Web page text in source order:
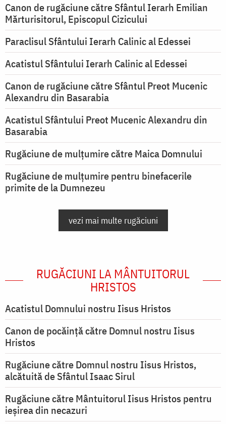
Canon de rugăciune către Sfântul Ierarh Emilian
Mărturisitorul, Episcopul Cizicului
Paraclisul Sfântului Ierarh Calinic al Edessei
Acatistul Sfântului Ierarh Calinic al Edessei
Canon de rugăciune către Sfântul Preot Mucenic
Alexandru din Basarabia
Acatistul Sfântului Preot Mucenic Alexandru din
Basarabia
Rugăciune de mulţumire către Maica Domnului
Rugăciune de mulțumire pentru binefacerile
primite de la Dumnezeu
vezi mai multe rugăciuni
RUGĂCIUNI LA MÂNTUITORUL
HRISTOS
Acatistul Domnului nostru Iisus Hristos
Canon de pocăință către Domnul nostru Iisus
Hristos
Rugăciune către Domnul nostru Iisus Hristos,
alcătuită de Sfântul Isaac Sirul
Rugăciune către Mântuitorul Iisus Hristos pentru
ieşirea din necazuri